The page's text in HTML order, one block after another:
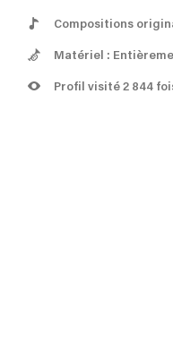
Compositions
Matériel :
Profil visité 2 844